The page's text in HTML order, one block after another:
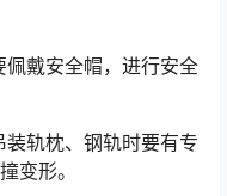
佩戴安全帽，进行安全
轨枕、钢轨时要有专
变形。